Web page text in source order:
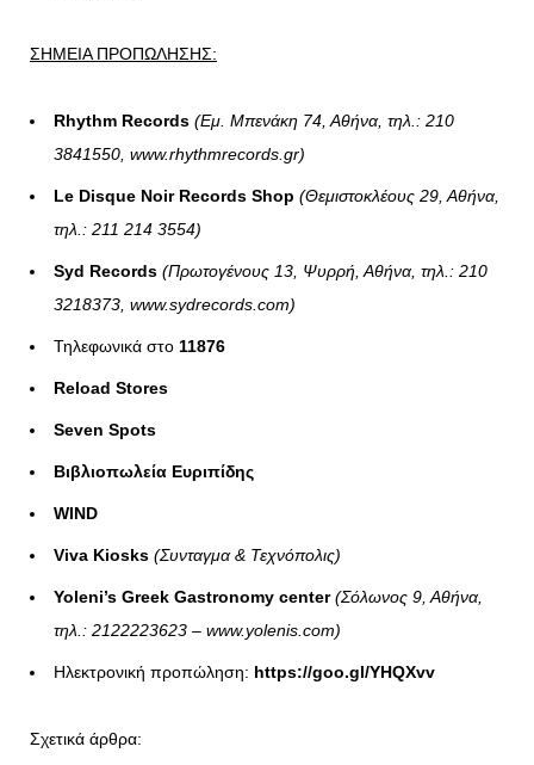
ΣΗΜΕΙΑ ΠΡΟΠΩΛΗΣΗΣ:
Rhythm Records (Εμ. Μπενάκη 74, Αθήνα, τηλ.: 210
3841550, www.rhythmrecords.gr)
Le Disque Noir Records Shop (Θεμιστοκλέους 29, Αθήνα,
τηλ.: 211 214 3554)
Syd Records (Πρωτογένους 13, Ψυρρή, Αθήνα, τηλ.: 210
3218373, www.sydrecords.com)
Τηλεφωνικά στο 11876
Reload Stores
Seven Spots
Βιβλιοπωλεία Ευριπίδης
WIND
Viva Kiosks (Συνταγμα & Τεχνόπολις)
Yoleni’s Greek Gastronomy center (Σόλωνος 9, Αθήνα
τηλ .: 2122223623 – www.yolenis.com)
Ηλεκτρονική προπώληση: https://goo.gl/YHQXvv
Σχετικά άρθρα: